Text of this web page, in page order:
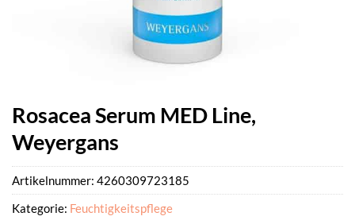
Rosacea Serum MED Line,
Weyergans
Artikelnummer: 4260309723185
Kategorie: Feuchtigkeitspflege